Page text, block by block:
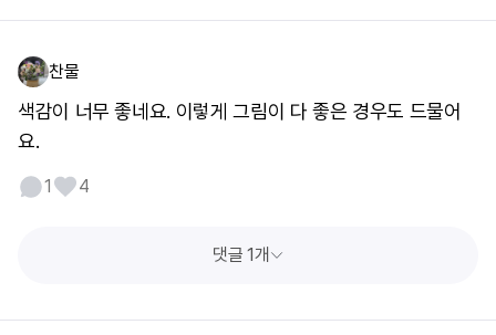
찬물
색감이 너무 좋네요. 이렇게 그림이 다 좋은 경우도 드물어
요.
1 4
댓글 1개